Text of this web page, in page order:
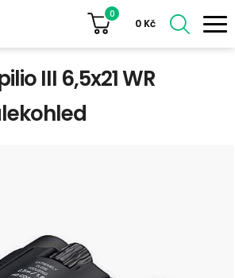
0
0 Kč
III 6,5x21 WR